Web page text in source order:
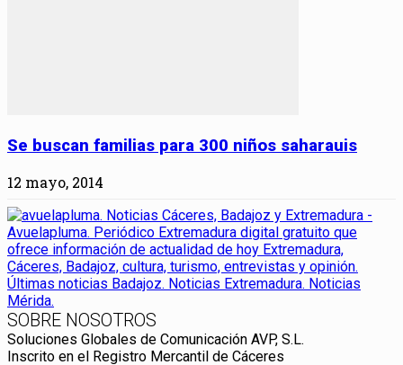
Se buscan familias para 300 niños saharauis
12 mayo, 2014
SOBRE NOSOTROS
Soluciones Globales de Comunicación AVP, S.L.
Inscrito en el Registro Mercantil de Cáceres